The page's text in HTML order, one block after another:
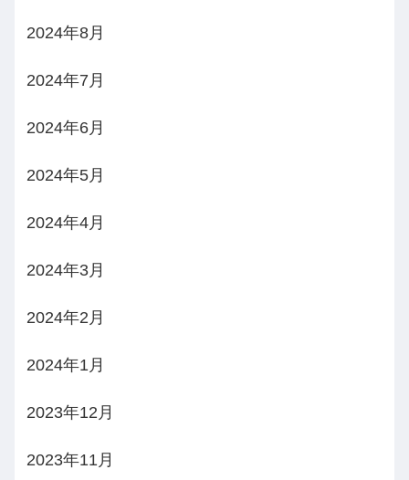
2024年8月
2024年7月
2024年6月
2024年5月
2024年4月
2024年3月
2024年2月
2024年1月
2023年12月
2023年11月